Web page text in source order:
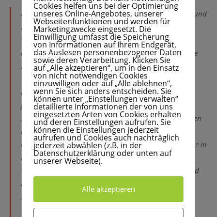
Die beiden Spitzenverbände der deutschen Zeitungen und
Zeitschriften, BDZV und VDZ, haben den französischen
Verlagen ihre volle Unterstützung für ihre heute
angekündigten kartellrechtlichen Schritte gegen Google
zugesagt.
“Nach unserer Auffassung missbraucht Google seine
Marktmacht dazu, das heute in Frankreich in Kraft
getretene neue Urheberrecht zu umgehen”, sagte ein
Sprecher der Verbände. Es sei richtig, dass die Zeitungen
in Frankreich hiergegen kartellrechtliche Schritte
eingeleitet haben. Hintergrund: Google stellt die Verlage in
Frankreich faktisch vor die Wahl, entweder auf die
Wahrnehmung des Publisher´s Right zu verzichten und
ihre Inhalte ohne Vergütung anzuzeigen oder in den
Suchergebnissen benachteiligt zu werden.
“Mit großer Irritation haben wir auch eine E-Mail von
Cookies helfen uns bei der Optimierung
unseres Online-Angebotes, unserer
Webseitenfunktionen und werden für
Marketingzwecke eingesetzt. Die
Einwilligung umfasst die Speicherung
von Informationen auf Ihrem Endgerät,
das Auslesen personenbezogener Daten
sowie deren Verarbeitung. Klicken Sie
auf „Alle akzeptieren“, um in den Einsatz
von nicht notwendigen Cookies
einzuwilligen oder auf „Alle ablehnen“,
wenn Sie sich anders entscheiden. Sie
können unter „Einstellungen verwalten“
detaillierte Informationen der von uns
eingesetzten Arten von Cookies erhalten
und deren Einstellungen aufrufen. Sie
können die Einstellungen jederzeit
aufrufen und Cookies auch nachträglich
jederzeit abwählen (z.B. in der
Datenschutzerklärung oder unten auf
unserer Webseite).
Alle akzeptieren